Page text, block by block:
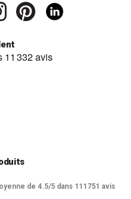
de 4.5/5 dans 111751 avis